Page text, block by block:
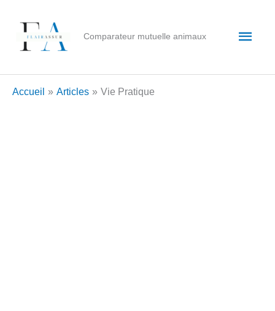
contenu
Comparateur mutuelle animaux
Accueil Articles Vie Pratique